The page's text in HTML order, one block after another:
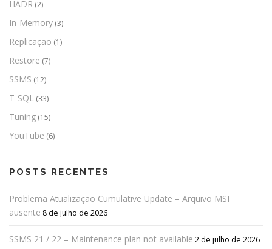
HADR (2)
In-Memory (3)
Replicação (1)
Restore (7)
SSMS (12)
T-SQL (33)
Tuning (15)
YouTube (6)
POSTS RECENTES
Problema Atualização Cumulative Update – Arquivo MSI
ausente 8 de julho de 2026
SSMS 21 / 22 – Maintenance plan not available 2 de julho de 2026